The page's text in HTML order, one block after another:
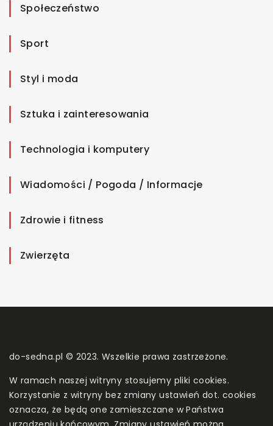
Społeczeństwo
Sport
Styl i moda
Sztuka i zainteresowania
Technologia i komputery
Wiadomości / Pogoda / Informacje
Zdrowie i fitness
Zwierzęta
do-sedna.pl © 2023. Wszelkie prawa zastrzeżone.
W ramach naszej witryny stosujemy pliki cookies.
Korzystanie z witryny bez zmiany ustawień dot. cookies
oznacza, że będą one zamieszczane w Państwa